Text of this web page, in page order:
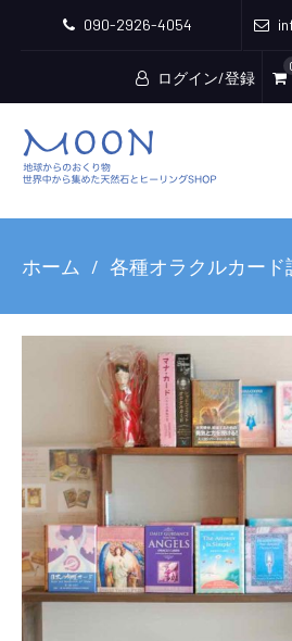
090-2926-4054
ログイン/登録
ホーム 各種オラクルカード